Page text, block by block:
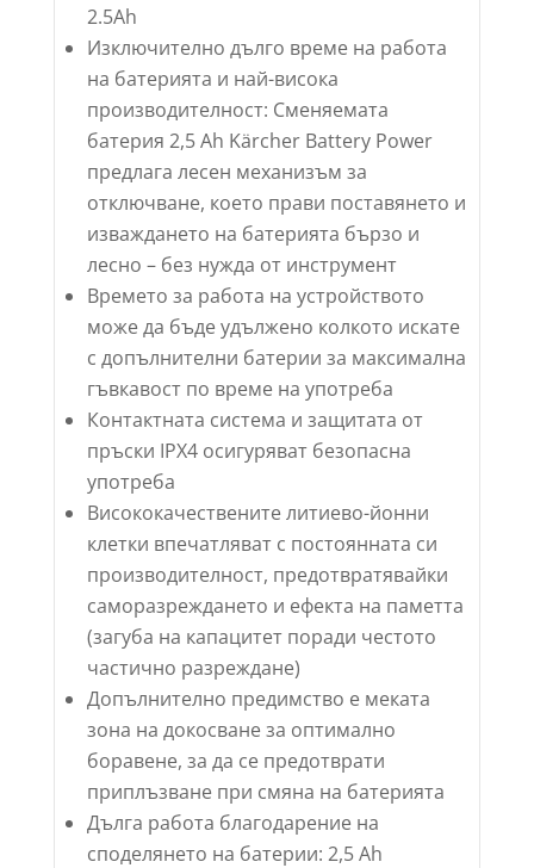
2.5Ah
Изключително дълго време на работа
на батерията и най-висока
производителност: Сменяемата
батерия 2,5 Ah Kärcher Battery Power
предлага лесен механизъм за
отключване, което прави поставянето и
изваждането на батерията бързо и
лесно – без нужда от инструмент
Времето за работа на устройството
може да бъде удължено колкото искате
с допълнителни батерии за максимална
гъвкавост по време на употреба
Контактната система и защитата от
пръски IPX4 осигуряват безопасна
употреба
Висококачествените литиево-йонни
клетки впечатляват с постоянната си
производителност, предотвратявайки
саморазреждането и ефекта на паметта
(загуба на капацитет поради честото
частично разреждане)
Допълнително предимство е меката
зона на докосване за оптимално
боравене, за да се предотврати
приплъзване при смяна на батерията
Дълга работа благодарение на
споделянето на батерии: 2,5 Ah